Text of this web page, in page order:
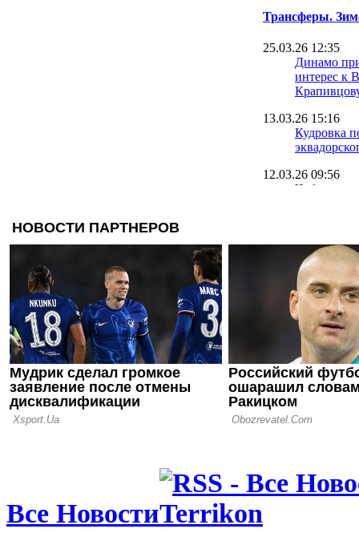
Трансферы.
25.03.26 12:35
Динамо
интерес к
13.03.26 15:16
Кудровка
12.03.26 09:56
Чоботенко
Зимнее
закрыто,
дорогая
11.03.26 11:25
Источник:
аренду
Все Новости